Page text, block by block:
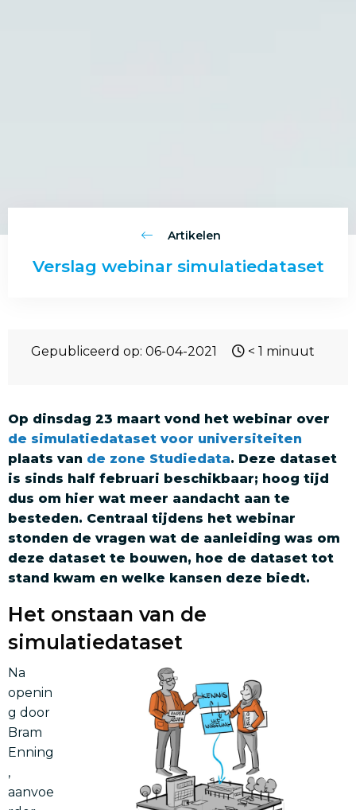
Artikelen
Verslag webinar simulatiedataset
Gepubliceerd op: 06-04-2021 < 1 minuut
Op dinsdag 23 maart vond het webinar over
de simulatiedataset voor universiteiten
plaats van de zone Studiedata. Deze dataset
is sinds half februari beschikbaar; hoog tijd
dus om hier wat meer aandacht aan te
besteden. Centraal tijdens het webinar
stonden de vragen wat de aanleiding was om
deze dataset te bouwen, hoe de dataset tot
stand kwam en welke kansen deze biedt.
Het onstaan van de
simulatiedataset
Na
openin
g door
Bram
Enning
,
aanvoe